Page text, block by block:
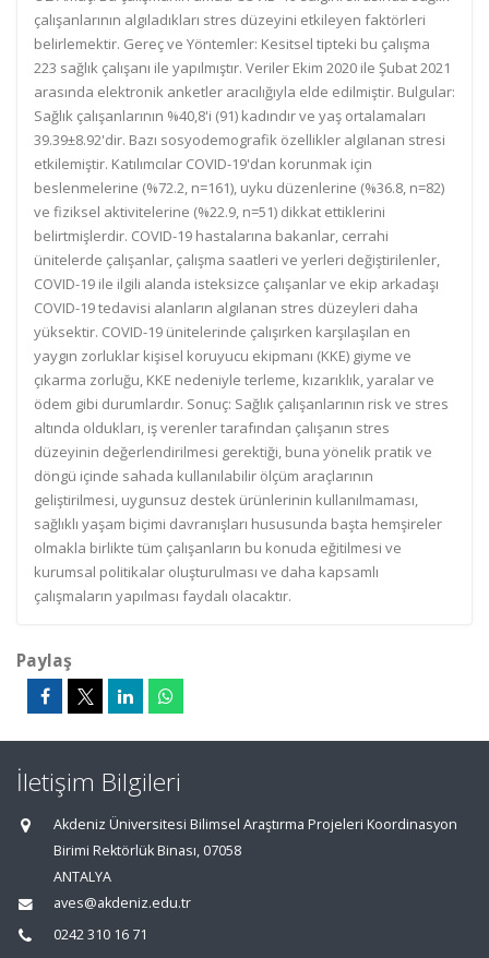
çalışanlarının algıladıkları stres düzeyini etkileyen faktörleri
belirlemektir. Gereç ve Yöntemler: Kesitsel tipteki bu çalışma
223 sağlık çalışanı ile yapılmıştır. Veriler Ekim 2020 ile Şubat 2021
arasında elektronik anketler aracılığıyla elde edilmiştir. Bulgular:
Sağlık çalışanlarının %40,8'i (91) kadındır ve yaş ortalamaları
39.39±8.92'dir. Bazı sosyodemografik özellikler algılanan stresi
etkilemiştir. Katılımcılar COVID-19'dan korunmak için
beslenmelerine (%72.2, n=161), uyku düzenlerine (%36.8, n=82)
ve fiziksel aktivitelerine (%22.9, n=51) dikkat ettiklerini
belirtmişlerdir. COVID-19 hastalarına bakanlar, cerrahi
ünitelerde çalışanlar, çalışma saatleri ve yerleri değiştirilenler,
COVID-19 ile ilgili alanda isteksizce çalışanlar ve ekip arkadaşı
COVID-19 tedavisi alanların algılanan stres düzeyleri daha
yüksektir. COVID-19 ünitelerinde çalışırken karşılaşılan en
yaygın zorluklar kişisel koruyucu ekipmanı (KKE) giyme ve
çıkarma zorluğu, KKE nedeniyle terleme, kızarıklık, yaralar ve
ödem gibi durumlardır. Sonuç: Sağlık çalışanlarının risk ve stres
altında oldukları, iş verenler tarafından çalışanın stres
düzeyinin değerlendirilmesi gerektiği, buna yönelik pratik ve
döngü içinde sahada kullanılabilir ölçüm araçlarının
geliştirilmesi, uygunsuz destek ürünlerinin kullanılmaması,
sağlıklı yaşam biçimi davranışları hususunda başta hemşireler
olmakla birlikte tüm çalışanların bu konuda eğitilmesi ve
kurumsal politikalar oluşturulması ve daha kapsamlı
çalışmaların yapılması faydalı olacaktır.
Paylaş
İletişim Bilgileri
Akdeniz Üniversitesi Bilimsel Araştırma Projeleri Koordinasyon
Birimi Rektörlük Binası, 07058
ANTALYA
aves@akdeniz.edu.tr
0242 310 16 71